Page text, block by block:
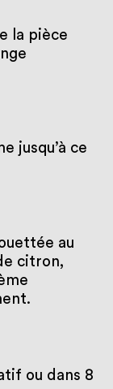
la pièce
jusqu’à ce
au
citron,
ou dans 8